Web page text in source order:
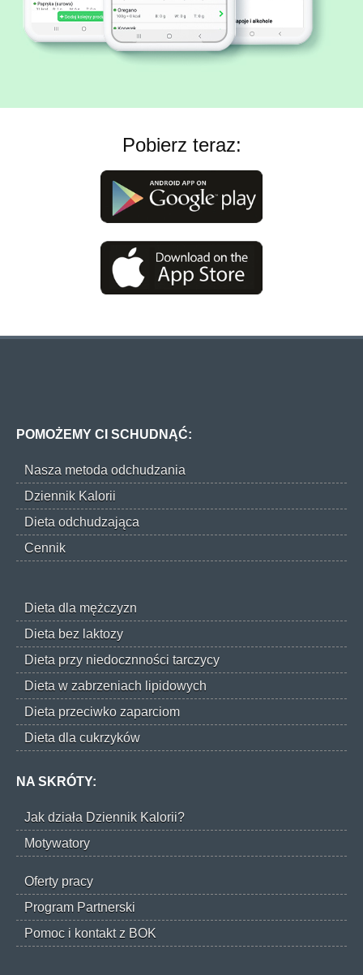
Pobierz teraz:
POMOŻEMY CI SCHUDNĄĆ:
Nasza metoda odchudzania
Dziennik Kalorii
Dieta odchudzająca
Cennik
Dieta dla mężczyzn
Dieta bez laktozy
Dieta przy niedocznności tarczycy
Dieta w zabrzeniach lipidowych
Dieta przeciwko zaparciom
Dieta dla cukrzyków
NA SKRÓTY:
Jak działa Dziennik Kalorii?
Motywatory
Oferty pracy
Program Partnerski
Pomoc i kontakt z BOK